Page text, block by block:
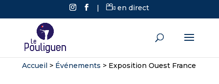
| en direct
Accueil> Événements > Exposition Ouest France